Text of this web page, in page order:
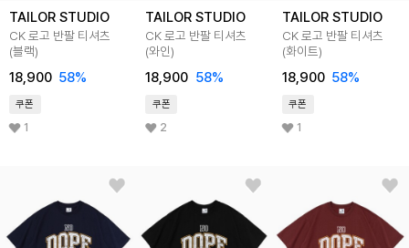
TAILOR STUDIO
CK 로고 반팔 티셔츠
(블랙)
18,900 58%
쿠폰
1
TAILOR STUDIO
CK 로고 반팔 티셔츠
(와인)
18,900 58%
쿠폰
2
TAILOR STUDIO
CK 로고 반팔 티셔츠
(화이트)
18,900 58%
쿠폰
1